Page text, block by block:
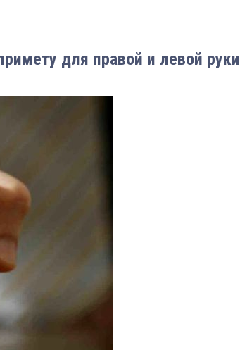
для правой и левой руки